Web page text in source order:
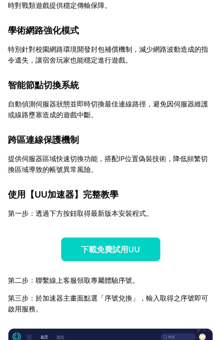
時對戰類遊戲提供穩定傳輸保障。
學術網路強化模式
特別針對校園網路環境開發封包補償機制，減少網路波動造成的指
令遺失，讓宿舍玩家也能穩定進行遊戲。
智能節點切換系統
自動偵測伺服器狀態並即時切換最佳連線路徑，避免因伺服器維護
或線路壅塞造成的遊戲中斷。
跨區連線保護機制
提供伺服器區域快速切換功能，搭配IP位置偽裝技術，降低頻繁切
換區域導致的帳號異常風險。
使用【UU加速器】完整教學
第一步：透過下方按鈕取得最新版本安裝程式。
下載免費試用UU
第二步：聯繫線上客服領取專屬體驗序號。
第三步：於加速器主畫面點選「序號兌換」，輸入取得之序號即可
啟用服務。